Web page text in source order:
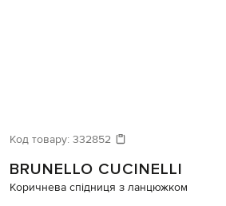
Код товару: 332852
BRUNELLO CUCINELLI
Коричнева спідниця з ланцюжком